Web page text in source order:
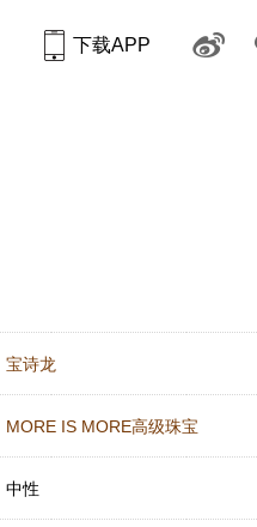
下载APP
宝诗龙
MORE IS MORE高级珠宝
中性